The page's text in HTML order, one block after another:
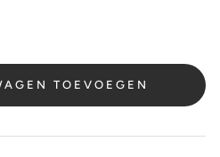
TOEVOEGEN